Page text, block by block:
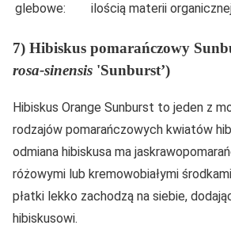
glebowe:
ilością materii
7) Hibiskus pomarańczowy
rosa-sinensis 'Sunburst’)
Hibiskus Orange Sunburst to jeden z
rodzajów pomarańczowych kwiatów
odmiana hibiskusa ma
różowymi lub kremowobiałymi
płatki lekko zachodzą na siebie,
hibiskusowi.